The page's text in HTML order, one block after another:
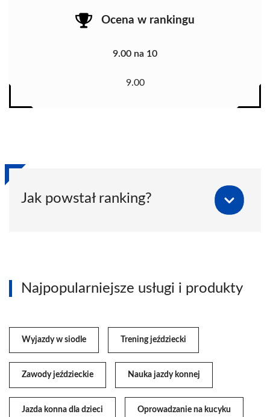
Ocena w rankingu
9.00 na 10
9.00
Jak powstał ranking?
Najpopularniejsze usługi i produkty
Wyjazdy w siodle Trening jeździecki
Zawody jeździeckie Nauka jazdy konnej
Jazda konna dla dzieci Oprowadzanie na kucyku